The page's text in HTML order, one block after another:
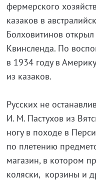
фермерского
казаков в
Болховитинов
Квинсленда. По
в 1934 году в
из казаков.
Русских не
И. М. Пастухов из
ногу в походе в
по плетению
магазин, в котором
коляски, корзины и